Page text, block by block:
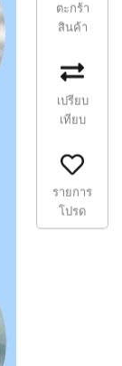
ตะกร้า
สินค้า
เปรียบ
เทียบ
รายการ
โปรด